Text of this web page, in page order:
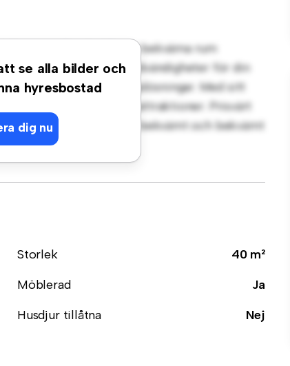
se alla bilder och
hyresbostad
dig nu
Tumba! Detta bekväma rum
rum är inrett med nödvändigheter för din
arbetsyta och förvaringslösningar. Med sitt
bekvämligheter och attraktioner. Prisvärt
för dem som söker ett bekvämt och bekvämt
Storlek
40 m²
Möblerad
Ja
Husdjur tillåtna
Nej